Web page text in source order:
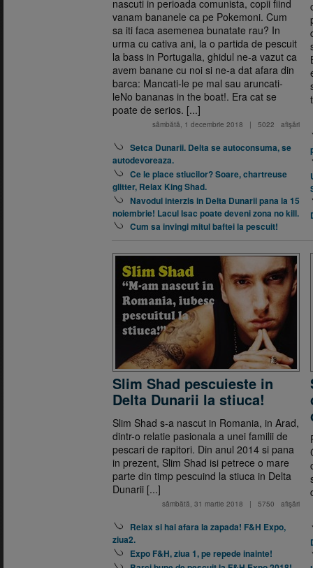
nascuti in perioada comunista, copii fiind
vanam bananele ca pe Pokemoni. Cum
sa iti faca asemenea bunatate rau? In
urma cu cativa ani, la o partida de pescuit
la bass in Portugalia, ghidul ne-a vazut ca
avem banane cu noi si ne-a dat afara din
barca: Mancati-le pe mal sau aruncati-
leNo bananas in the boat!. Era cat se
poate de serios. [...]
sâmbătă, 1 decembrie 2018 | 5022 afişări
Setca Dunarii. Delta se autoconsuma, se
autodevoreaza.
Ce le place stiucilor? Soare, chartreuse
glitter, Relax King Shad.
Navodul interzis in Delta Dunarii pana la 15
noiembrie! Lacul Isac poate deveni zona no kill.
Cum sa invingi mitul baftei la pescuit!
Slim Shad pescuieste in
Delta Dunarii la stiuca!
Slim Shad s-a nascut in Romania, in Arad,
dintr-o relatie pasionala a unei familii de
pescari de rapitori. Din anul 2014 si pana
in prezent, Slim Shad isi petrece o mare
parte din timp pescuind la stiuca in Delta
Dunarii [...]
sâmbătă, 31 martie 2018 | 5750 afişări
Relax si hai afara la zapada! F&H Expo,
ziua2.
Expo F&H, ziua 1, pe repede inainte!